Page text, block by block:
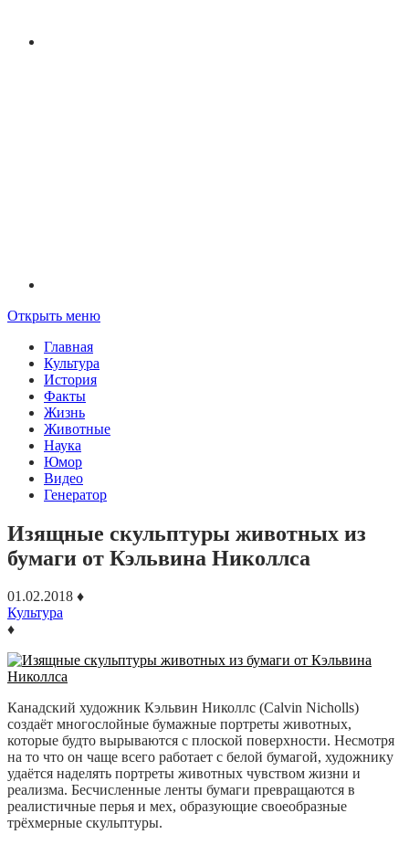
Открыть меню
Главная
Культура
История
Факты
Жизнь
Животные
Наука
Юмор
Видео
Генератор
Изящные скульптуры животных из
бумаги от Кэльвина Николлса
01.02.2018 ♦
Культура
♦
Канадский художник Кэльвин Николлс (Calvin Nicholls)
создаёт многослойные бумажные портреты животных,
которые будто вырываются с плоской поверхности. Несмотря
на то что он чаще всего работает с белой бумагой, художнику
удаётся наделять портреты животных чувством жизни и
реализма. Бесчисленные ленты бумаги превращаются в
реалистичные перья и мех, образующие своеобразные
трёхмерные скульптуры.